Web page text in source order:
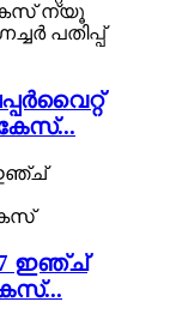
7 ഇഞ്ച്